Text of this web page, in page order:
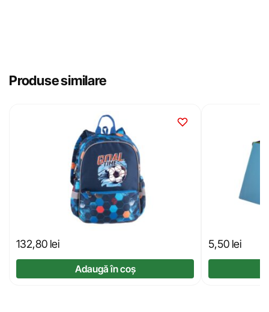
Produse similare
132,80 lei
Adaugă în coș
5,50 lei